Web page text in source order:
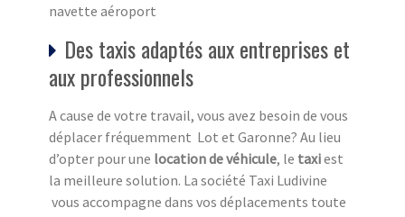
navette aéroport
Des taxis adaptés aux entreprises et
aux professionnels
A cause de votre travail, vous avez besoin de vous
déplacer fréquemment Lot et Garonne? Au lieu
d’opter pour une location de véhicule, le taxiest
la meilleure solution. La société Taxi Ludivine
vous accompagne dans vos déplacements toute